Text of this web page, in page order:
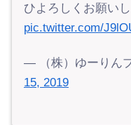
ひよろしくお願い
pic.twitter.com/
— （株）ゆーりん
15, 2019